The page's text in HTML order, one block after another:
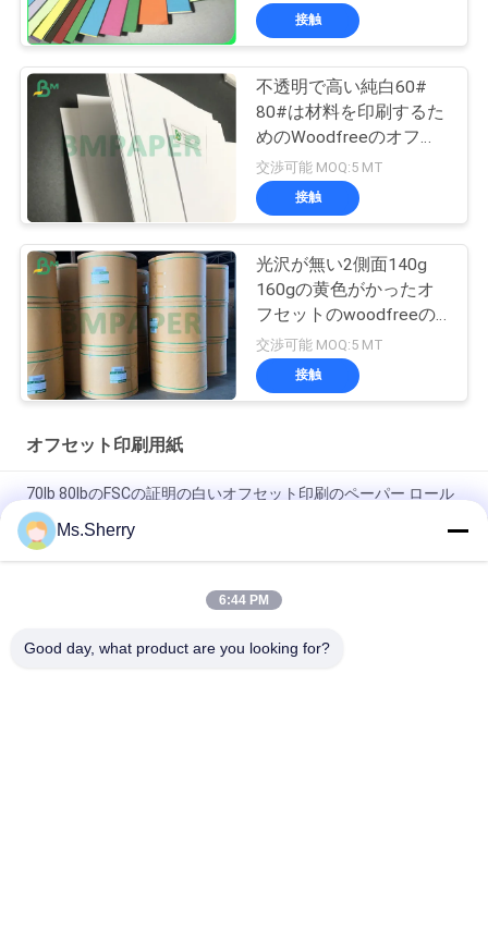
接触
不透明で高い純白60#
80#は材料を印刷するた
めのWoodfreeのオフセ
ットのペーパーをショー
トメッセージを送る
交渉可能 MOQ:5 MT
接触
光沢が無い2側面140g
160gの黄色がかったオ
フセットのwoodfreeの
ペーパー/アイボリーの
本のペーパー
交渉可能 MOQ:5 MT
接触
オフセット印刷用紙
70lb 80lbのFSCの証明の白いオフセット印刷のペーパー ロール
ロールのサイズ650/800mmの高い剛さそして機械強さのオフ
セット印刷のペーパー
演習帳のための白く光沢が無いWoodfreeのオフセット印刷のペ
Ms.Sherry
6:44 PM
Good day, what product are you looking for?